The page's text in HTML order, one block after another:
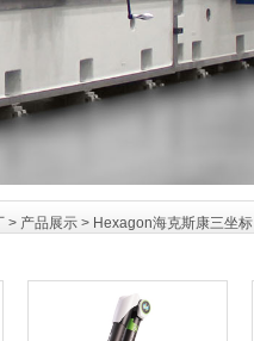
> 产品展示 > Hexagon海克斯康三坐标